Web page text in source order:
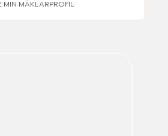
MIN MÄKLARPROFIL